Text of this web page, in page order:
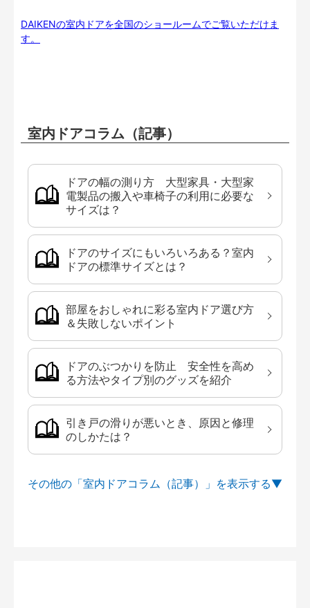
DAIKENの室内ドアを全国のショールームでご覧いただけま
す。
室内ドアコラム（記事）
ドアの幅の測り方 大型家具・大型家
電製品の搬入や車椅子の利用に必要な
サイズは？
ドアのサイズにもいろいろある？室内
ドアの標準サイズとは？
部屋をおしゃれに彩る室内ドア選び方
＆失敗しないポイント
ドアのぶつかりを防止 安全性を高め
る方法やタイプ別のグッズを紹介
引き戸の滑りが悪いとき、原因と修理
のしかたは？
その他の「室内ドアコラム（記事）」を